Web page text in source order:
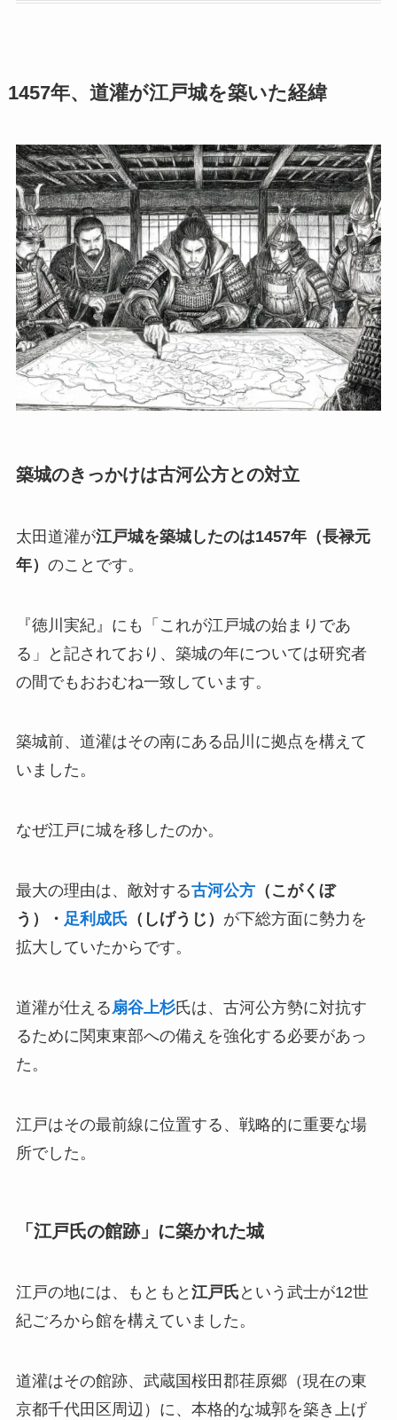
1457年、道灌が江戸城を築いた経緯
築城のきっかけは古河公方との対立
太田道灌が江戸城を築城したのは1457年（長禄元
年） のことです。
『徳川実紀』にも「これが江戸城の始まりであ
る」と記されており、築城の年については研究者
の間でもおおむね一致しています。
築城前、道灌はその南にある品川に拠点を構えて
いました。
なぜ江戸に城を移したのか。
最大の理由は、敵対する古河公方（こがくぼ
う）・ 足利成氏 （しげうじ） が下総方面に勢力を
拡大していたからです。
道灌が仕える扇谷上杉氏は、古河公方勢に対抗す
るために関東東部への備えを強化する必要があっ
た。
江戸はその最前線に位置する、戦略的に重要な場
所でした。
「江戸氏の館跡」に築かれた城
江戸の地には、もともと 江戸氏 という武士が12世
紀ごろから館を構えていました。
道灌はその館跡、武蔵国桜田郡荏原郷（現在の東
京都千代田区周辺）に、本格的な城郭を築き上げ